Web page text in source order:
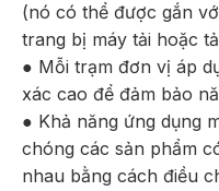
(nó có thể được gắn
trang bị máy tải hoặc
● Mỗi trạm đơn vị áp
xác cao để đảm bảo
● Khả năng ứng dụng
chóng các sản phẩm
nhau bằng cách điều